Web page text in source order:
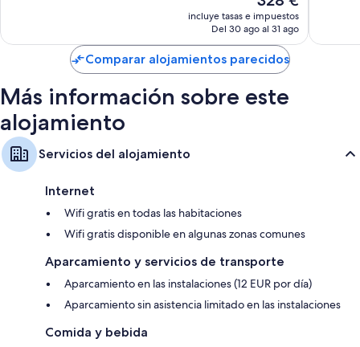
precio
actual
de
328 €
incluye tasas e impuestos
Del 30 ago al 31 ago
Comparar alojamientos parecidos
Más información sobre este
alojamiento
Servicios del alojamiento
Internet
Wifi gratis en todas las habitaciones
Wifi gratis disponible en algunas zonas comunes
Aparcamiento y servicios de transporte
Aparcamiento en las instalaciones (12 EUR por día)
Aparcamiento sin asistencia limitado en las instalaciones
Comida y bebida